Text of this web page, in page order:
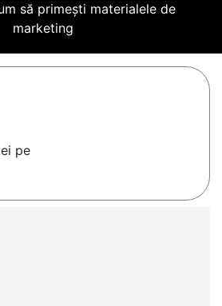
să primești materialele de
marketing
pe